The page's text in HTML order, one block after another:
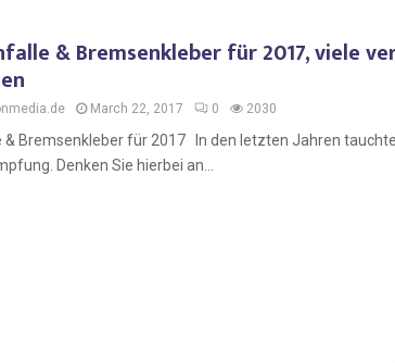
& Bremsenkleber für 2017, viele
March 22, 2017 0 2030
& Bremsenkleber für 2017 In den letzten Jahren
Denken Sie hierbei an...